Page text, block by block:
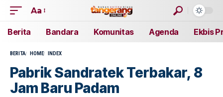
Aa
Berita Bandara Komunitas Agenda Ekbis
BERITA HOME INDEX
Pabrik Sandratek Terbakar, 8
Jam Baru Padam